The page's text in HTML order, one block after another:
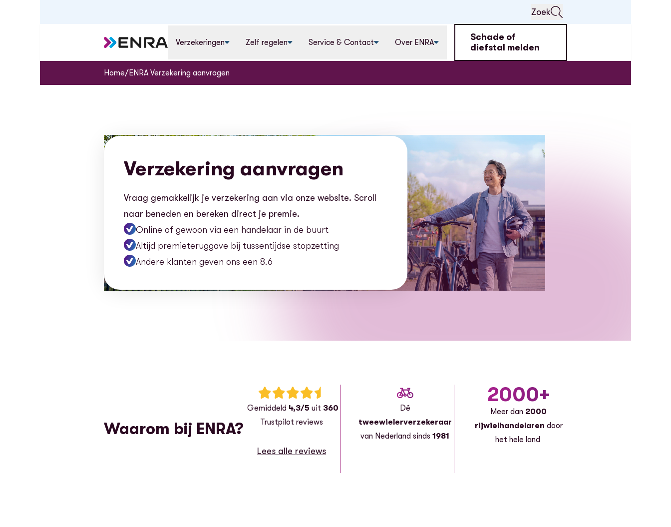
Zoek
Verzekeringen Zelf regelen Service & Contact Over ENRA
Schade of
diefstal melden
Home/ENRA Verzekering aanvragen
Verzekering aanvragen
Vraag gemakkelijk je verzekering aan via onze website. Scroll
naar beneden en bereken direct je premie.
Online of gewoon via een handelaar in de buurt
Altijd premieteruggave bij tussentijdse stopzetting
Andere klanten geven ons een 8.6
Waarom bij ENRA?
Beoordeling: 4.5 van 5 sterren
Gemiddeld 4,3/5 uit 360
Trustpilot reviews
Lees alle reviews
Dé
tweewielerverzekeraar
van Nederland sinds1981
2000+
Meer dan 2000
rijwielhandelaren door
het hele land